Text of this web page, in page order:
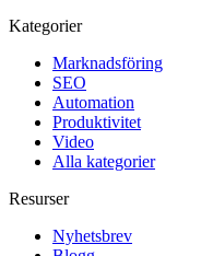
Kategorier
Marknadsföring
SEO
Automation
Produktivitet
Video
Alla kategorier
Resurser
Nyhetsbrev